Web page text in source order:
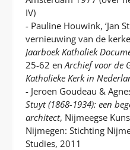
IV)
- Pauline Houwink, ‘Jan
vernieuwing van de
Jaarboek Katholiek
25-62 enArchief voor de
Katholieke Kerk in
- Jeroen Goudeau &
Stuyt (1868-1934): een
architect, Nijmeegse
Nijmegen: Stichting
Studies, 2011